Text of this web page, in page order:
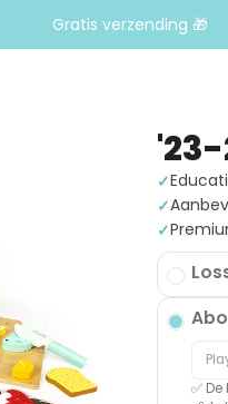
Gratis verzending 🎁
✅